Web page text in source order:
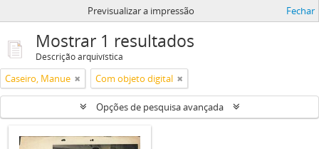
Previsualizar a impressão Fechar
Mostrar 1 resultados
Descrição arquivística
Caseiro, Manue Com objeto digital
Opções de pesquisa avançada